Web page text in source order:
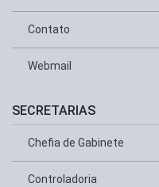
Contato
Webmail
SECRETARIAS
Chefia de Gabinete
Controladoria